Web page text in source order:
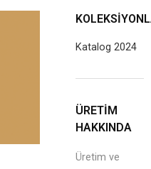
Katalog 2024
ÜRETİM
HAKKINDA
Üretim ve